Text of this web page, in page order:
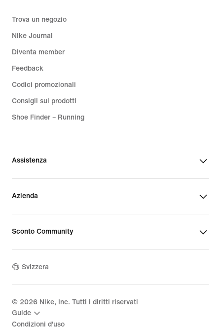
Trova un negozio
Nike Journal
Diventa member
Feedback
Codici promozionali
Consigli sui prodotti
Shoe Finder – Running
Assistenza
Azienda
Sconto Community
Svizzera
© 2026 Nike, Inc. Tutti i diritti riservati
Guide
Condizioni d'uso